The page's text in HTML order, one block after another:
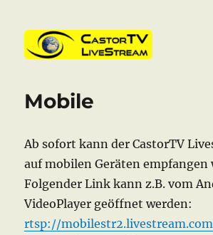
Mobile
Ab sofort kann der CastorTV
auf mobilen Geräten empfangen
Folgender Link kann z.B. vom
VideoPlayer geöffnet werden:
rtsp://